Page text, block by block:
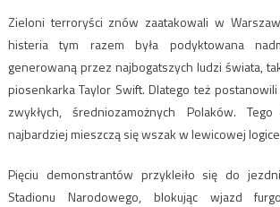
Zieloni terroryści znów zaatakowali w
histeria tym razem była podyktowana
generowaną przez najbogatszych ludzi świata,
piosenkarka Taylor Swift. Dlatego też
zwykłych, średniozamożnych Polaków.
najbardziej mieszczą się wszak w lewicowej
Pięciu demonstrantów przykleiło się do
Stadionu Narodowego, blokując wjazd